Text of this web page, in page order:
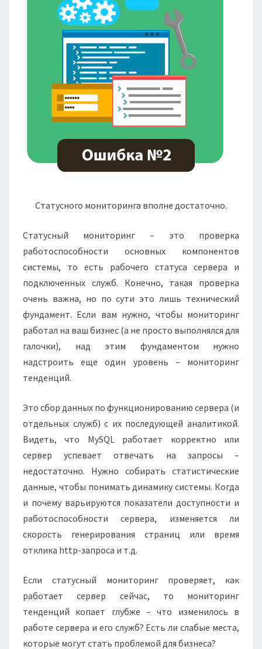
Статусного мониторинга вполне достаточно.
Статусный мониторинг – это проверка
работоспособности основных компонентов
системы, то есть рабочего статуса сервера и
подключенных служб. Конечно, такая проверка
очень важна, но по сути это лишь технический
фундамент. Если вам нужно, чтобы мониторинг
работал на ваш бизнес (а не просто выполнялся для
галочки), над этим фундаментом нужно
надстроить еще один уровень – мониторинг
тенденций.
Это сбор данных по функционированию сервера (и
отдельных служб) с их последующей аналитикой.
Видеть, что MySQL работает корректно или
сервер успевает отвечать на запросы –
недостаточно. Нужно собирать статистические
данные, чтобы понимать динамику системы. Когда
и почему варьируются показатели доступности и
работоспособности сервера, изменяется ли
скорость генерирования страниц или время
отклика http-запроса и т.д.
Если статусный мониторинг проверяет, как
работает сервер сейчас, то мониторинг
тенденций копает глубже – что изменилось в
работе сервера и его служб? Есть ли слабые места,
которые могут стать проблемой для бизнеса?